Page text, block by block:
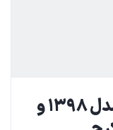
بالاترین خریدار پژو ۲۰۷ مدل ۱۳۹۸ و